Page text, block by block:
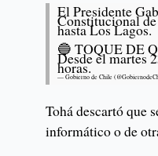
El Presidente
Constitucional
hasta Los Lagos.
🔵 TOQUE DE
Desde el martes
horas.
— Gobierno de Chile
Tohá descartó que
informático o de